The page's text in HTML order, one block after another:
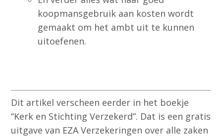
koopmansgebruik aan kosten wordt
gemaakt om het ambt uit te kunnen
uitoefenen.
Dit artikel verscheen eerder in het boekje
“Kerk en Stichting Verzekerd”. Dat is een gratis
uitgave van EZA Verzekeringen over alle zaken